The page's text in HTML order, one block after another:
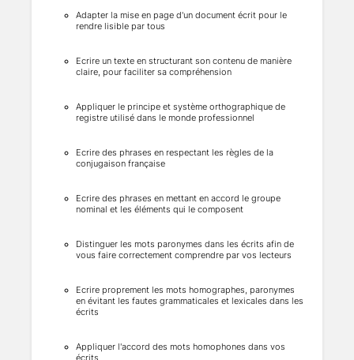
Adapter la mise en page d'un document écrit pour le
rendre lisible par tous
Ecrire un texte en structurant son contenu de manière
claire, pour faciliter sa compréhension
Appliquer le principe et système orthographique de
registre utilisé dans le monde professionnel
Ecrire des phrases en respectant les règles de la
conjugaison française
Ecrire des phrases en mettant en accord le groupe
nominal et les éléments qui le composent
Distinguer les mots paronymes dans les écrits afin de
vous faire correctement comprendre par vos lecteurs
Ecrire proprement les mots homographes, paronymes
en évitant les fautes grammaticales et lexicales dans les
écrits
Appliquer l'accord des mots homophones dans vos
écrits